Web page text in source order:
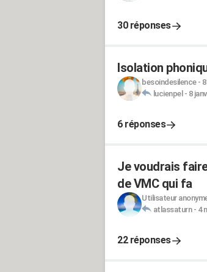
30 réponses
Isolation
besoindesilence-
lucienpel - 8
6 réponses
Je voudrais
de VMC qui fa
Utilisateur
atlassaturn- 4
22 réponses